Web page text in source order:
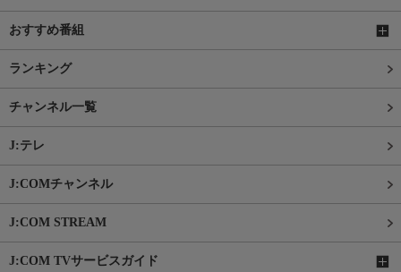
おすすめ番組
ランキング
チャンネル一覧
J:テレ
J:COMチャンネル
J:COM STREAM
J:COM TVサービスガイド